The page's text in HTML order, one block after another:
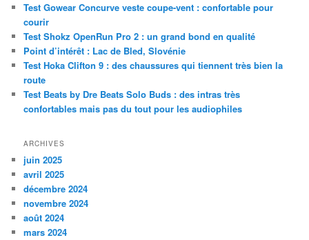
r
c
h
e
Test Gowear Concurve veste coupe-vent : confortable pour
courir
Test Shokz OpenRun Pro 2 : un grand bond en qualité
Point d’intérêt : Lac de Bled, Slovénie
Test Hoka Clifton 9 : des chaussures qui tiennent très bien la
route
Test Beats by Dre Beats Solo Buds : des intras très
confortables mais pas du tout pour les audiophiles
ARCHIVES
juin 2025
avril 2025
décembre 2024
novembre 2024
août 2024
mars 2024